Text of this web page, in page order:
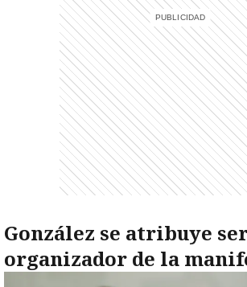
González se atribuye
organizador de la